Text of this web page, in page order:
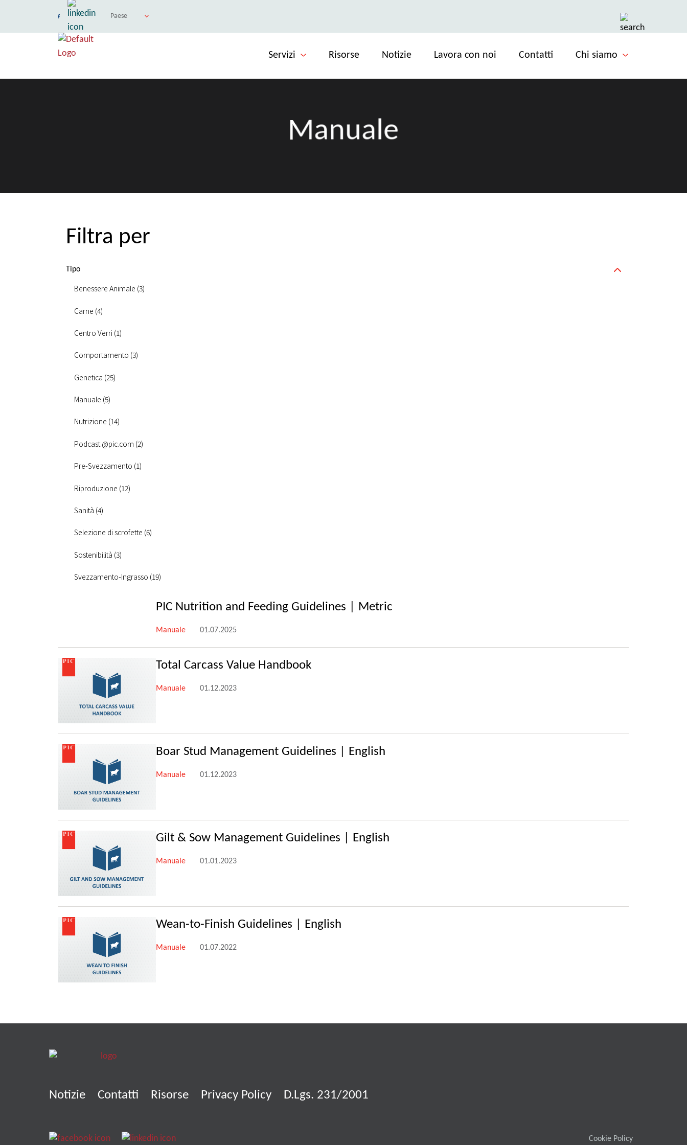
Paese
Servizi Risorse Notizie Lavora con noi Contatti Chi siamo
Manuale
Filtra per
Tipo
Benessere Animale (3)
Carne (4)
Centro Verri (1)
Comportamento (3)
Genetica (25)
Manuale (5)
Nutrizione (14)
Podcast @pic.com (2)
Pre-Svezzamento (1)
Riproduzione (12)
Sanità (4)
Selezione di scrofette (6)
Sostenibilità (3)
Svezzamento-Ingrasso (19)
PIC Nutrition and Feeding Guidelines | Metric
Manuale 01.07.2025
Total Carcass Value Handbook
Manuale 01.12.2023
Boar Stud Management Guidelines | English
Manuale 01.12.2023
Gilt & Sow Management Guidelines | English
Manuale 01.01.2023
Wean-to-Finish Guidelines | English
Manuale 01.07.2022
Notizie Contatti Risorse Privacy Policy D.Lgs. 231/2001
Cookie Policy